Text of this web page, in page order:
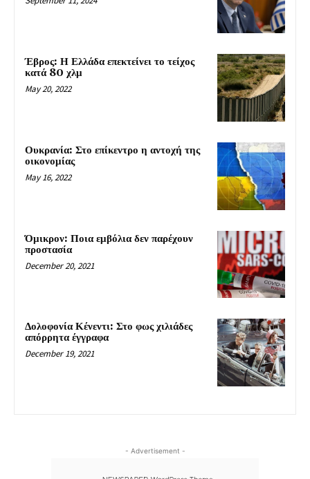
Έβρος: Η Ελλάδα επεκτείνει το τείχος
κατά 80 χλμ
May 20, 2022
Ουκρανία: Στο επίκεντρο η αντοχή της
οικονομίας
May 16, 2022
Όμικρον: Ποια εμβόλια δεν παρέχουν
προστασία
December 20, 2021
Δολοφονία Κένεντι: Στο φως χιλιάδες
απόρρητα έγγραφα
December 19, 2021
- Advertisement -